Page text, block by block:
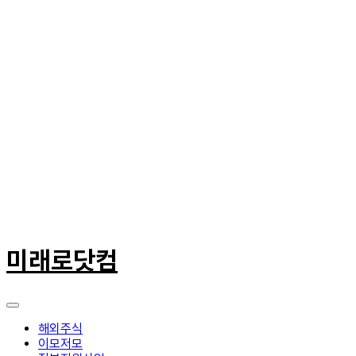
텐
츠
너
미래로닷컴
해외주식
이모저모